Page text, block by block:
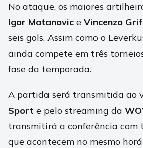
No ataque, os maiores
Igor Matanovic e Vincenzo
seis gols. Assim como o
ainda compete em três
fase da temporada.
A partida será transmitida ao
Sport e pelo streaming da
transmitirá a conferência com
que acontecem no mesmo